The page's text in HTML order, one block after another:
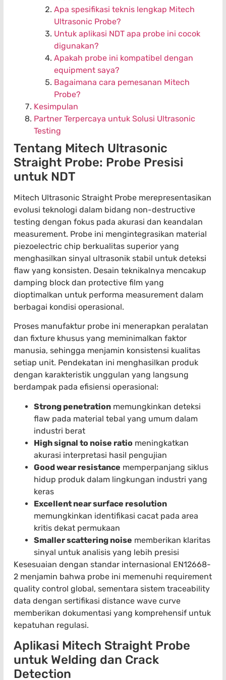
Apa spesifikasi teknis lengkap Mitech
Ultrasonic Probe?
Untuk aplikasi NDT apa probe ini cocok
digunakan?
Apakah probe ini kompatibel dengan
equipment saya?
Bagaimana cara pemesanan Mitech
Probe?
Kesimpulan
Partner Terpercaya untuk Solusi Ultrasonic
Testing
Tentang Mitech Ultrasonic
Straight Probe: Probe Presisi
untuk NDT
Mitech Ultrasonic Straight Probe merepresentasikan
evolusi teknologi dalam bidang non-destructive
testing dengan fokus pada akurasi dan keandalan
measurement. Probe ini mengintegrasikan material
piezoelectric chip berkualitas superior yang
menghasilkan sinyal ultrasonik stabil untuk deteksi
flaw yang konsisten. Desain teknikalnya mencakup
damping block dan protective film yang
dioptimalkan untuk performa measurement dalam
berbagai kondisi operasional.
Proses manufaktur probe ini menerapkan peralatan
dan fixture khusus yang meminimalkan faktor
manusia, sehingga menjamin konsistensi kualitas
setiap unit. Pendekatan ini menghasilkan produk
dengan karakteristik unggulan yang langsung
berdampak pada efisiensi operasional:
Strong penetration memungkinkan deteksi
flaw pada material tebal yang umum dalam
industri berat
High signal to noise ratio meningkatkan
akurasi interpretasi hasil pengujian
Good wear resistance memperpanjang siklus
hidup produk dalam lingkungan industri yang
keras
Excellent near surface resolution
memungkinkan identifikasi cacat pada area
kritis dekat permukaan
Smaller scattering noise memberikan klaritas
sinyal untuk analisis yang lebih presisi
Kesesuaian dengan standar internasional EN12668-
2 menjamin bahwa probe ini memenuhi requirement
quality control global, sementara sistem traceability
data dengan sertifikasi distance wave curve
memberikan dokumentasi yang komprehensif untuk
kepatuhan regulasi.
Aplikasi Mitech Straight Probe
untuk Welding dan Crack
Detection